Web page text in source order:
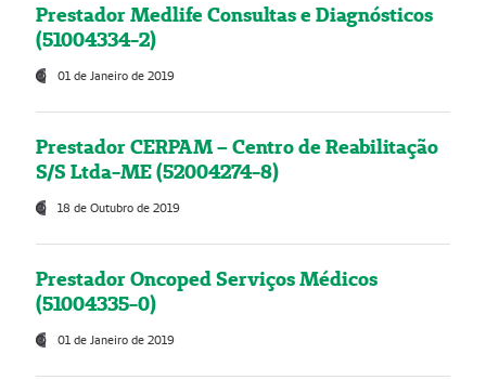
Prestador Medlife Consultas e Diagnósticos
(51004334-2)
01 de Janeiro de 2019
Prestador CERPAM – Centro de Reabilitação
S/S Ltda-ME (52004274-8)
18 de Outubro de 2019
Prestador Oncoped Serviços Médicos
(51004335-0)
01 de Janeiro de 2019